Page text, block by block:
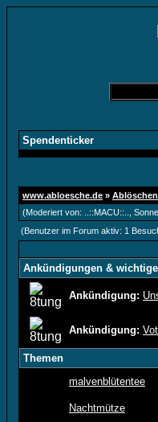
Spendenticker
www.abloesche.de »
(Moderiert von:
..::MACU::..
(Benutzer im Forum aktiv: 1
Ankündigungen &
Ankündigung:
Ankündigung:
Themen
malvenblütentee
Nachtmütze